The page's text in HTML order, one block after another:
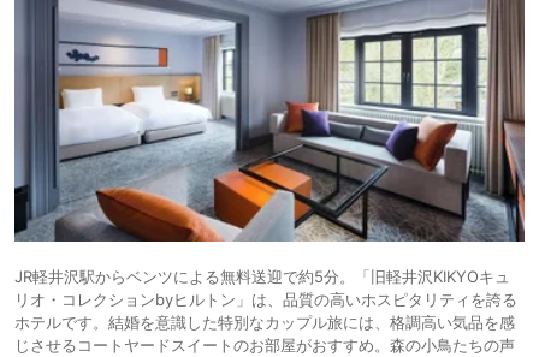
JR軽井沢駅からベンツによる無料送迎で約5分。「旧軽井沢KIKYOキュ
リオ・コレクションbyヒルトン」は、品質の高いホスピタリティを誇る
ホテルです。結婚を意識した特別なカップル旅には、格調高い気品を感
じさせるコートヤードスイートのお部屋がおすすめ。森の小鳥たちの声